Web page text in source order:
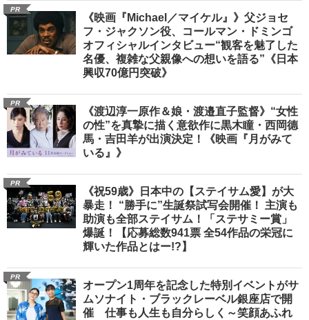
PR
《映画『Michael／マイケル』》父ジョセ
フ・ジャクソン役、コールマン・ドミンゴ
オフィシャルインタビュー“観客を魅了した
名優、複雑な父親像への想いを語る”《日本
興収70億円突破》
PR
《渡辺淳一原作＆娘・渡邉直子監督》“女性
の性”を真摯に描く意欲作に黒木瞳・西岡德
馬・吉田羊が出演決定！《映画『月がみて
いる』》
PR
《祝59歳》日本中の【ステイサム愛】が大
暴走！ “勝手に”生誕祭試写会開催！ 主演も
助演も全部ステイサム！「ステサミー賞」
爆誕！【応募総数941票 全54作品の栄冠に
輝いた作品とはー!?】
PR
オープン1周年を記念した特別イベントがサ
ムソナイト・ブラックレーベル銀座店で開
催 仕事も人生も自分らしく～笑顔あふれ